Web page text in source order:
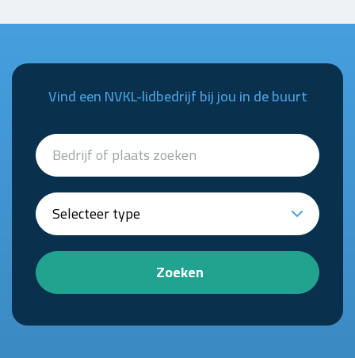
Vind een NVKL-lidbedrijf bij jou in de buurt
Zoeken